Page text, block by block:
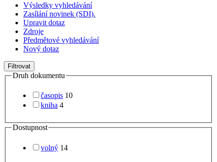
Výsledky vyhledávání
Zasílání novinek (SDI).
Upravit dotaz
Zdroje
Předmětové vyhledávání
Nový dotaz
Filtrovat
Druh dokumentu
časopis 10
kniha 4
Dostupnost
volný 14